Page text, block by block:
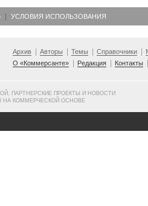
УСЛОВИЯ ИСПОЛЬЗОВАНИЯ
Архив Авторы Темы Справочники
О «Коммерсанте»
Редакция Контакты
ПАРТНЕРСКИЕ ПРОЕКТЫ И НОВОСТИ
НА КОММЕРЧЕСКОЙ ОСНОВЕ